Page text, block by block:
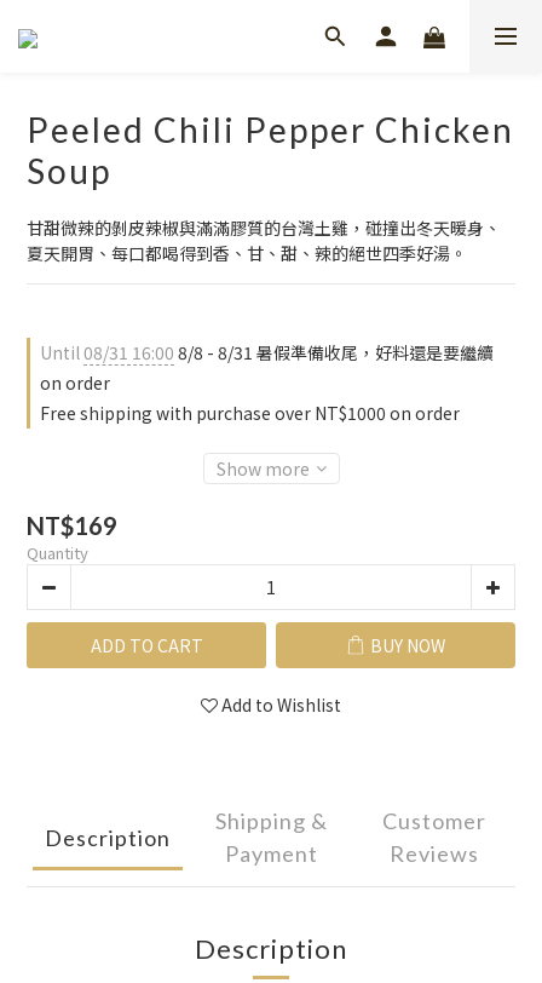
Peeled Chili Pepper Chicken
Soup
甘甜微辣的剝皮辣椒與滿滿膠質的台灣土雞，碰撞出冬天暖身、
夏天開胃、每口都喝得到香、甘、甜、辣的絕世四季好湯。
Until08/31 16:00 8/8 - 8/31 暑假準備收尾，好料還是要繼續
on order
Free shipping with purchase over NT$1000 on order
Show more
NT$169
Quantity
ADD TO CART BUY NOW
Add to Wishlist
Description
Shipping &
Payment
Customer
Reviews
Description